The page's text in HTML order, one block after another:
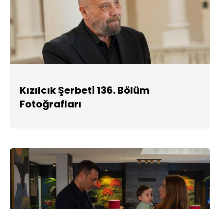
Kızılcık Şerbeti 136. Bölüm
Fotoğrafları